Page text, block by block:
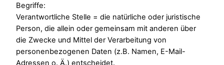
Begriffe:
Verantwortliche Stelle = die natürliche oder juristische
Person, die allein oder gemeinsam mit anderen über
die Zwecke und Mittel der Verarbeitung von
personenbezogenen Daten (z.B. Namen, E-Mail-
Adressen o. Ä.) entscheidet.